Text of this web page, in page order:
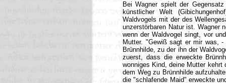
Bei Wagner spielt der
künstlicher Welt
Waldvogels mit der des
unzerstörbaren Natur ist. Wagner
wenn der Waldvogel singt, vor
Mutter. "Gewiß sagt er mir was,
Brünnhilde, zu der ihn der
zuerst, dass die erweckte
wonniges Kind, deine Mutter
dem Weg zu Brünnhilde
die "schlafende Maid" erweckte